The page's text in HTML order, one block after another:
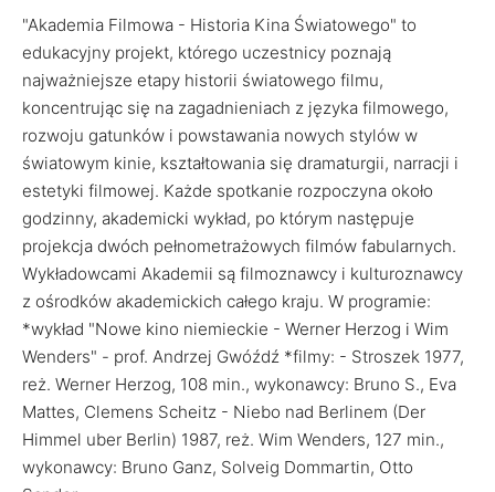
"Akademia Filmowa - Historia Kina Światowego" to
edukacyjny projekt, którego uczestnicy poznają
najważniejsze etapy historii światowego filmu,
koncentrując się na zagadnieniach z języka filmowego,
rozwoju gatunków i powstawania nowych stylów w
światowym kinie, kształtowania się dramaturgii, narracji i
estetyki filmowej. Każde spotkanie rozpoczyna około
godzinny, akademicki wykład, po którym następuje
projekcja dwóch pełnometrażowych filmów fabularnych.
Wykładowcami Akademii są filmoznawcy i kulturoznawcy
z ośrodków akademickich całego kraju. W programie:
*wykład "Nowe kino niemieckie - Werner Herzog i Wim
Wenders" - prof. Andrzej Gwóźdź *filmy: - Stroszek 1977,
reż. Werner Herzog, 108 min., wykonawcy: Bruno S., Eva
Mattes, Clemens Scheitz - Niebo nad Berlinem (Der
Himmel uber Berlin) 1987, reż. Wim Wenders, 127 min.,
wykonawcy: Bruno Ganz, Solveig Dommartin, Otto